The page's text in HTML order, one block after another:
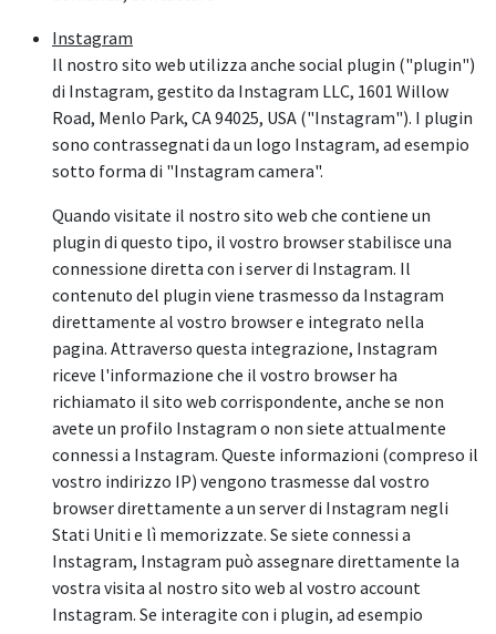
Instagram
Il nostro sito web utilizza anche social plugin ("plugin")
di Instagram, gestito da Instagram LLC, 1601 Willow
Road, Menlo Park, CA 94025, USA ("Instagram"). I plugin
sono contrassegnati da un logo Instagram, ad esempio
sotto forma di "Instagram camera".
Quando visitate il nostro sito web che contiene un
plugin di questo tipo, il vostro browser stabilisce una
connessione diretta con i server di Instagram. Il
contenuto del plugin viene trasmesso da Instagram
direttamente al vostro browser e integrato nella
pagina. Attraverso questa integrazione, Instagram
riceve l'informazione che il vostro browser ha
richiamato il sito web corrispondente, anche se non
avete un profilo Instagram o non siete attualmente
connessi a Instagram. Queste informazioni (compreso il
vostro indirizzo IP) vengono trasmesse dal vostro
browser direttamente a un server di Instagram negli
Stati Uniti e lì memorizzate. Se siete connessi a
Instagram, Instagram può assegnare direttamente la
vostra visita al nostro sito web al vostro account
Instagram. Se interagite con i plugin, ad esempio